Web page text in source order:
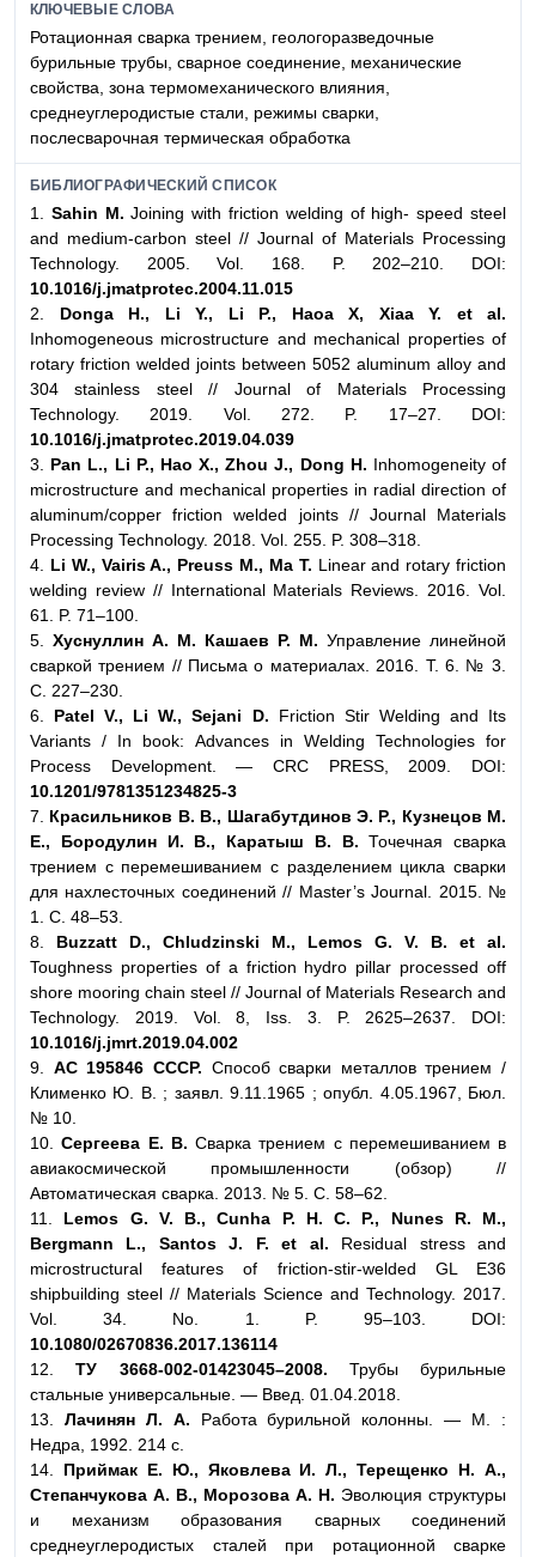
КЛЮЧЕВЫЕ СЛОВА
Ротационная сварка трением, геологоразведочные
бурильные трубы, сварное соединение, механические
свойства, зона термомеханического влияния,
среднеуглеродистые стали, режимы сварки,
послесварочная термическая обработка
БИБЛИОГРАФИЧЕСКИЙ СПИСОК
1. Sahin M. Joining with friction welding of high- speed steel
and medium-carbon steel // Journal of Materials Processing
Technology. 2005. Vol. 168. P. 202–210. DOI:
10.1016/j.jmatprotec.2004.11.015
2. Donga H., Li Y., Li P., Haoa X, Xiaa Y. et al.
Inhomogeneous microstructure and mechanical properties of
rotary friction welded joints between 5052 aluminum alloy and
304 stainless steel // Journal of Materials Processing
Technology. 2019. Vol. 272. P. 17–27. DOI:
10.1016/j.jmatprotec.2019.04.039
3. Pan L., Li P., Hao X., Zhou J., Dong H. Inhomogeneity of
microstructure and mechanical properties in radial direction of
aluminum/copper friction welded joints // Journal Materials
Processing Technology. 2018. Vol. 255. P. 308–318.
4.
Li W., Vairis A., Preuss M., Ma T. Linear and rotary friction
welding review // International Materials Reviews. 2016. Vol.
61. P. 71–100.
5. Хуснуллин А. М. Кашаев Р. М. Управление линейной
сваркой трением // Письма о материалах. 2016. Т. 6. № 3.
С. 227–230.
6. Patel V., Li W., Sejani D. Friction Stir Welding and Its
Variants / In book: Advances in Welding Technologies for
Process Development. — CRC PRESS, 2009. DOI:
10.1201/9781351234825-3
7. Красильников В. В., Шагабутдинов Э. Р., Кузнецов М.
Е., Бородулин И. В., Каратыш В. В. Точечная сварка
трением с перемешиванием с разделением цикла сварки
для нахлесточных соединений // Master’s Journal. 2015. №
1. С. 48–53.
8. Buzzatt D., Chludzinski M., Lemos G. V. B. et al.
Toughness properties of a friction hydro pillar processed off
shore mooring chain steel // Journal of Materials Research and
Technology. 2019. Vol. 8, Iss. 3. P. 2625–2637. DOI:
10.1016/j.jmrt.2019.04.002
9. АС 195846 СССР. Способ сварки металлов трением /
Клименко Ю. В. ; заявл. 9.11.1965 ; опубл. 4.05.1967, Бюл.
№ 10.
10.Сергеева Е. В. Сварка трением с перемешиванием в
авиакосмической промышленности (обзор) //
Автоматическая сварка. 2013. № 5. С. 58–62.
11. Lemos G. V. B., Cunha P. H. C. P., Nunes R. M.,
Bergmann L., Santos J. F. et al. Residual stress and
microstructural features of friction-stir-welded GL E36
shipbuilding steel // Materials Science and Technology. 2017.
Vol. 34. No. 1. P. 95–103. DOI:
10.1080/02670836.2017.136114
12.
ТУ 3668-002-01423045–2008. Трубы бурильные
стальные универсальные. — Введ. 01.04.2018.
13. Лачинян Л. А. Работа бурильной колонны. — М. :
Недра, 1992. 214 с.
14. Приймак Е. Ю., Яковлева И. Л., Терещенко Н. А.,
Степанчукова А. В., Морозова А. Н. Эволюция структуры
и механизм образования сварных соединений
среднеуглеродистых сталей при ротационной сварке